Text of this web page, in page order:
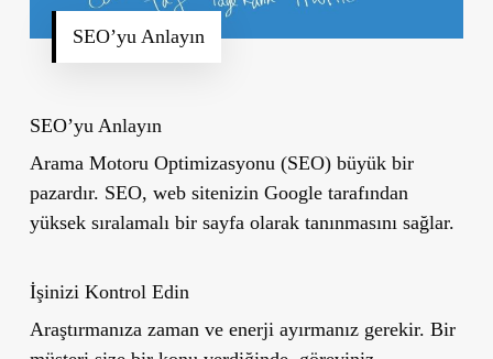
SEO’yu Anlayın
SEO’yu Anlayın
Arama Motoru Optimizasyonu (SEO) büyük bir
pazardır. SEO, web sitenizin Google tarafından
yüksek sıralamalı bir sayfa olarak tanınmasını sağlar.
İşinizi Kontrol Edin
Araştırmanıza zaman ve enerji ayırmanız gerekir. Bir